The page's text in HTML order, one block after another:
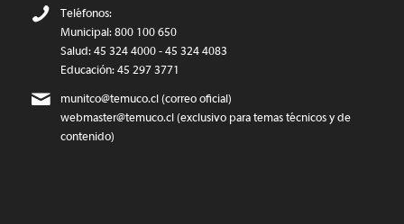
Teléfonos:
Municipal: 800 100 650
Salud: 45 324 4000 - 45 324 4083
Educación: 45 297 3771
munitco@temuco.cl(correo oficial)
webmaster@temuco.cl(exclusivo para temas técnicos y de
contenido)